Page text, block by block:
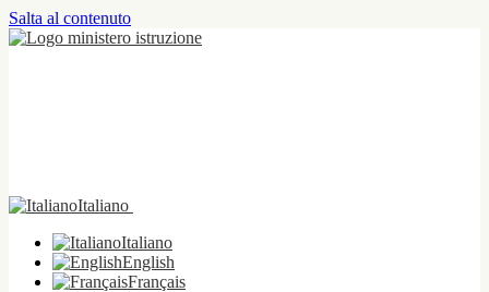
Salta al contenuto
Italiano
Italiano
English
Français